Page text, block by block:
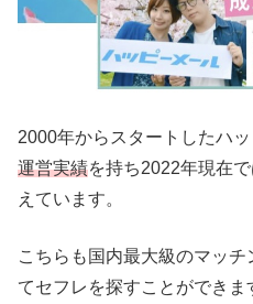
2000年からスタートしたハッ
運営実績を持ち2022年現在
えています。
こちらも国内最大級のマッ
てセフレを探すことができま